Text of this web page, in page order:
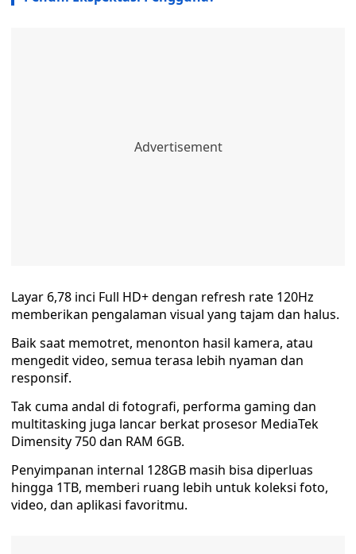
Layar 6,78 inci Full HD+ dengan refresh rate 120Hz
memberikan pengalaman visual yang tajam dan halus.
Baik saat memotret, menonton hasil kamera, atau
mengedit video, semua terasa lebih nyaman dan
responsif.
Tak cuma andal di fotografi, performa gaming dan
multitasking juga lancar berkat prosesor MediaTek
Dimensity 750 dan RAM 6GB.
Penyimpanan internal 128GB masih bisa diperluas
hingga 1TB, memberi ruang lebih untuk koleksi foto,
video, dan aplikasi favoritmu.